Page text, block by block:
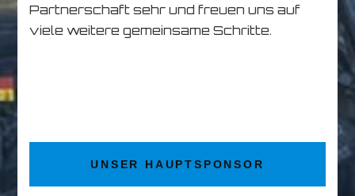
Partnerschaft sehr und freuen uns auf
viele weitere gemeinsame Schritte.
UNSER HAUPTSPONSOR